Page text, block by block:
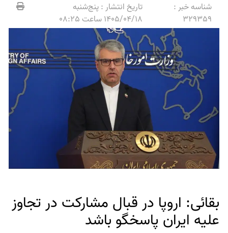
شناسه خبر :
329359
تاریخ انتشار :پنج‌شنبه
1405/04/18 ساعت 08:25
بقائی: اروپا در قبال مشارکت در تجاوز
علیه ایران پاسخگو باشد